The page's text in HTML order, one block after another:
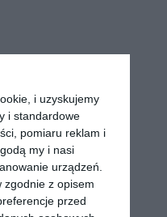
i uzyskujemy
i standardowe
pomiaru reklam i
my i nasi
urządzeń.
zgodnie z opisem
przed